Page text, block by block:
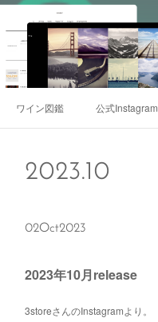
ワイン図鑑 公式Instagram
2023.10
02Oct2023
2023年10月release
3storeさんのInstagramより。